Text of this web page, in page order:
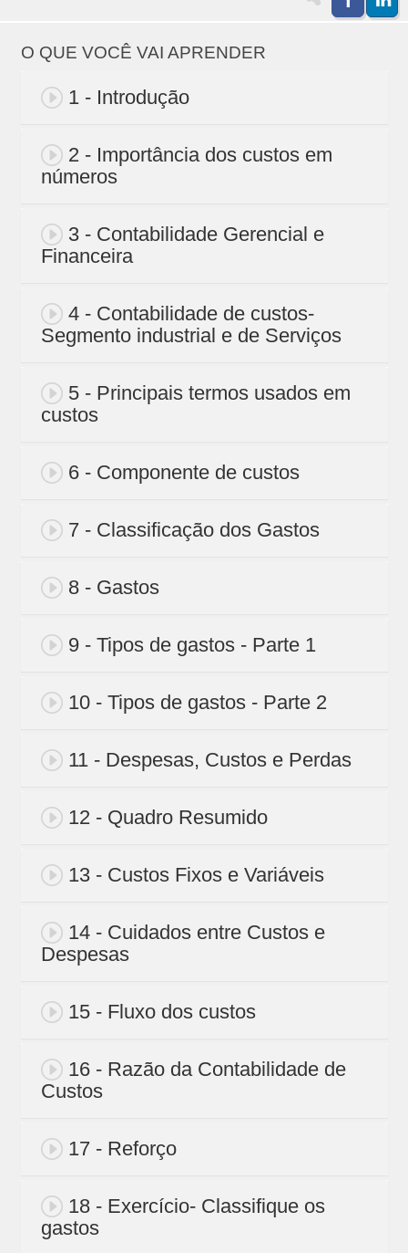
O QUE VOCÊ VAI APRENDER
1 - Introdução
2 - Importância dos custos em
números
3 - Contabilidade Gerencial e
Financeira
4 - Contabilidade de custos-
Segmento industrial e de Serviços
5 - Principais termos usados em
custos
6 - Componente de custos
7 - Classificação dos Gastos
8 - Gastos
9 - Tipos de gastos - Parte 1
10 - Tipos de gastos - Parte 2
11 - Despesas, Custos e Perdas
12 - Quadro Resumido
13 - Custos Fixos e Variáveis
14 - Cuidados entre Custos e
Despesas
15 - Fluxo dos custos
16 - Razão da Contabilidade de
Custos
17 - Reforço
18 - Exercício- Classifique os
gastos